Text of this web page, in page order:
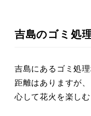
吉島のゴミ処
吉島にあるゴミ処
距離はありますが
心して花火を楽しむ